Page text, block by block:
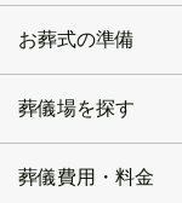
お葬式の準備
葬儀場を探す
葬儀費用・料金